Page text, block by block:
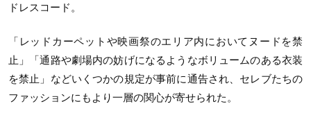
ドレスコード。
「レッドカーペットや映画祭のエリア内においてヌードを禁
止」「通路や劇場内の妨げになるようなボリュームのある衣装
を禁止」などいくつかの規定が事前に通告され、セレブたちの
ファッションにもより一層の関心が寄せられた。